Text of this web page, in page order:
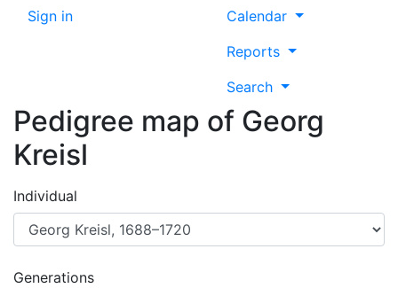
Sign in
Calendar
Reports
Search
Pedigree map of Georg
Kreisl
Individual
Generations